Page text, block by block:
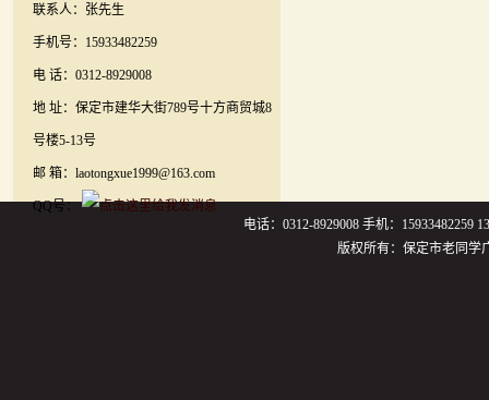
联系人：张先生
手机号：15933482259
电 话：0312-8929008
地 址：保定市建华大街789号十方商贸城8
号楼5-13号
邮 箱：laotongxue1999@163.com
QQ号：
电话：0312-8929008 手机：15933482259
版权所有：保定市老同学